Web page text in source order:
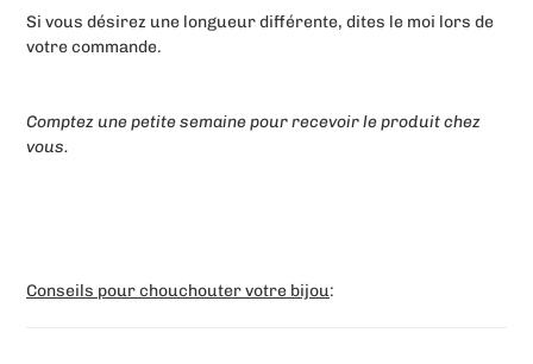
Si vous désirez une longueur différente, dites le moi lors de
votre commande.
Comptez une petite semaine pour recevoir le produit chez
vous.
Conseils pour chouchouter votre bijou: